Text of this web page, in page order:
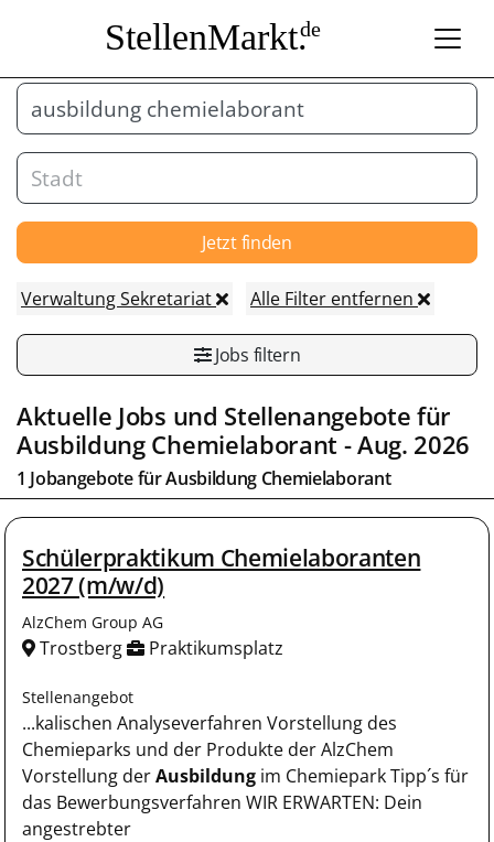
StellenMarkt.de
Jetzt finden
Verwaltung Sekretariat Alle Filter entfernen
Jobs filtern
Aktuelle Jobs und Stellenangebote für
Ausbildung Chemielaborant - Aug. 2026
1 Jobangebote fürAusbildung Chemielaborant
Schülerpraktikum Chemielaboranten
2027 (m/w/d)
AlzChem Group AG
Trostberg Praktikumsplatz
Stellenangebot
...kalischen Analyseverfahren Vorstellung des
Chemieparks und der Produkte der AlzChem
Vorstellung derAusbildung im Chemiepark Tipp´s für
das Bewerbungsverfahren WIR ERWARTEN: Dein
angestrebter